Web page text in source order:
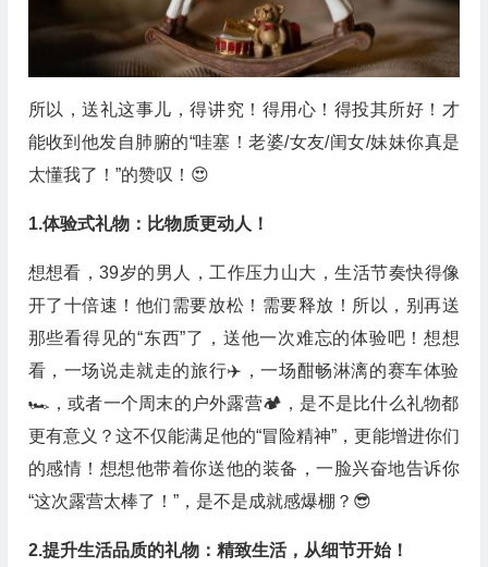
所以，送礼这事儿，得讲究！得用心！得投其所好！才
能收到他发自肺腑的“哇塞！老婆/女友/闺女/妹妹你真是
太懂我了！”的赞叹！😍
1.体验式礼物：比物质更动人！
想想看，39岁的男人，工作压力山大，生活节奏快得像
开了十倍速！他们需要放松！需要释放！所以，别再送
那些看得见的“东西”了，送他一次难忘的体验吧！想想
看，一场说走就走的旅行✈️，一场酣畅淋漓的赛车体验
🏎️，或者一个周末的户外露营🏕️，是不是比什么礼物都
更有意义？这不仅能满足他的“冒险精神”，更能增进你们
的感情！想想他带着你送他的装备，一脸兴奋地告诉你
“这次露营太棒了！”，是不是成就感爆棚？😎
2.提升生活品质的礼物：精致生活，从细节开始！